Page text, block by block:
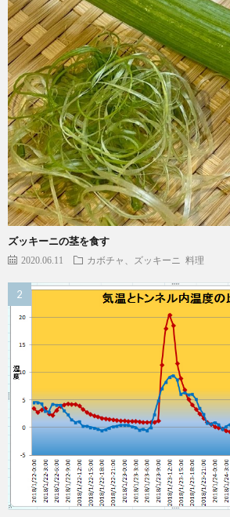
ズッキーニの茎を食す
2020.06.11 カボチャ、ズッキーニ 料理